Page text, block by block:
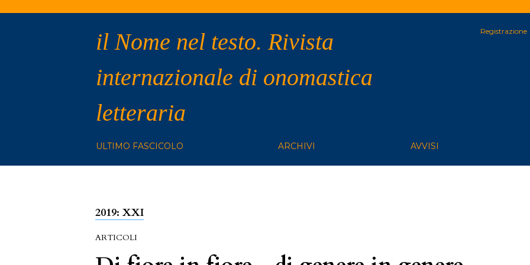
il Nome nel testo. Rivista
internazionale di onomastica
letteraria
Registrazione
ULTIMO FASCICOLO ARCHIVI AVVISI
2019: XXI
ARTICOLI